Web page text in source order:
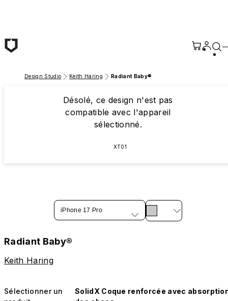
Design Studio Keith Haring Radiant Baby®
Désolé, ce design n'est pas
compatible avec l'appareil
sélectionné.
XT01
iPhone 17 Pro
Radiant Baby®
Keith Haring
Sélectionner un
SolidX Coque renforcée avec